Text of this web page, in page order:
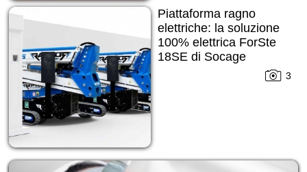
Piattaforma ragno
elettriche: la soluzione
100% elettrica ForSte
18SE di Socage
3